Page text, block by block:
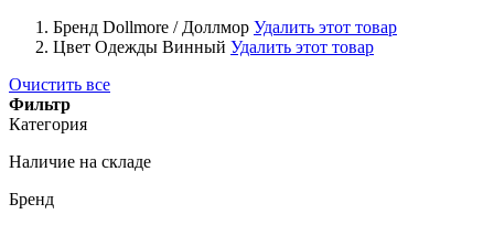
Бренд Dollmore / Доллмор Удалить этот товар
Цвет Одежды Винный Удалить этот товар
Очистить все
Фильтр
Категория
Наличие на складе
Бренд